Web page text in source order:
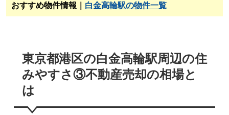
おすすめ物件情報｜ 白金高輪駅の物件一覧
東京都港区の白金高輪駅周辺の住
みやすさ③不動産売却の相場と
は